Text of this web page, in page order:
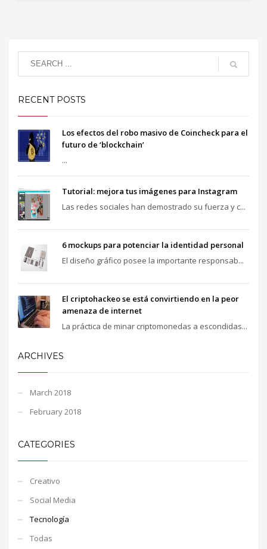
RECENT POSTS
Los efectos del robo masivo de Coincheck para el
futuro de ‘blockchain’
...
Tutorial: mejora tus imágenes para Instagram
Las redes sociales han demostrado su fuerza y c...
6 mockups para potenciar la identidad personal
El diseño gráfico posee la importante responsab...
El criptohackeo se está convirtiendo en la peor
amenaza de internet
La práctica de minar criptomonedas a escondidas...
ARCHIVES
March 2018
February 2018
CATEGORIES
Creativo
Social Media
Tecnología
Todas